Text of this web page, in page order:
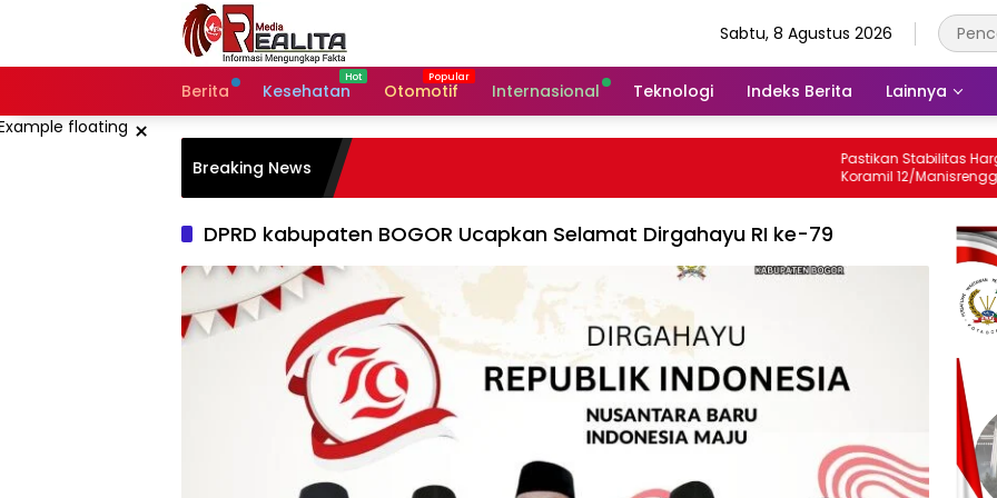
Sabtu, 8 Agustus 2026
Berita Kesehatan Otomotif Internasional Teknologi Indeks Berita Lainnya
×
Breaking News
Pastikan Stabilitas Harga, Babinsa
Koramil 12/Manisrenggo Pantau Harga
Sembako Di Pasar Klewer
DPRD kabupaten BOGOR Ucapkan Selamat Dirgahayu RI ke-79